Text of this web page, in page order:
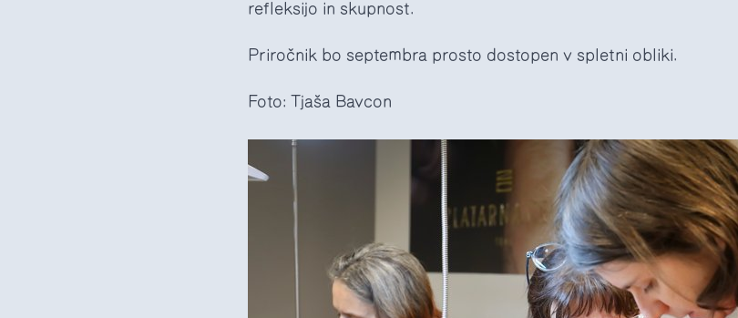
refleksijo in skupnost.
Priročnik bo septembra prosto dostopen v spletni obliki.
Foto: Tjaša Bavcon